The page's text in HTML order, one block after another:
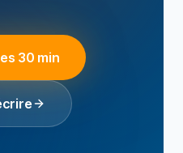
30 min